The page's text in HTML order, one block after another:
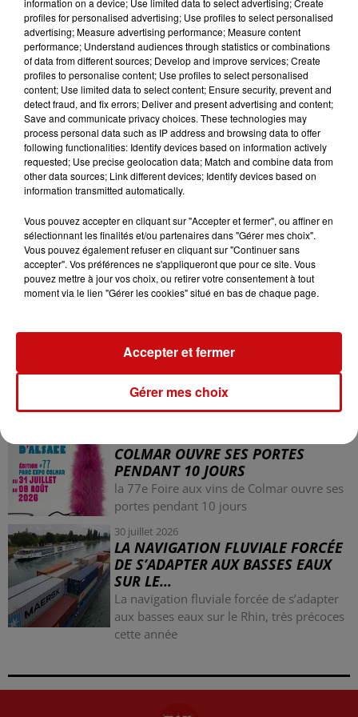
du cabinet du Premier ministre, où il pourra observer le
quotidien du Premier ministre et de ses collaborateurs.
Le stage se déroulera à l'Hôtel de Matignon, situé au 57
rue de Varenne à Paris. De plus, le stagiaire aura la
possibilité de changer de pôle la deuxième semaine de
son stage afin de découvrir différents aspects du
fonctionnement du Gouvernement.
LES AUTRES ACTUALITÉS
31 juillet 2026
CONDAMNÉ À TROIS MOIS DE
PRISON AVEC SURSIS...
Mulhouse : un homme condamné à trois
mois de prison avec sursis pour un salut
nazi
COLMAR OUVRE SES PORTES
PENDANT 10 JOURS
la 77e Foire aux vins de Colmar ouvre ses
portes pendant 10 jours
30 juillet 2026
LA NAVIGATION FLUVIALE FORCÉE
DE S’ADAPTER AUX BASSES EAUX
SUR LE...
La navigation fluviale forcée de s’adapter
aux basses eaux sur le Rhin, très précoces
cette année
information on a device; Use limited data to select advertising; Create
profiles for personalised advertising; Use profiles to select personalised
advertising; Measure advertising performance; Measure content
performance; Understand audiences through statistics or combinations
of data from different sources; Develop and improve services; Create
profiles to personalise content; Use profiles to select personalised
content; Use limited data to select content; Ensure security, prevent and
detect fraud, and fix errors; Deliver and present advertising and content;
Save and communicate privacy choices. These technologies may
process personal data such as IP address and browsing data to offer
following functionalities: Identify devices based on information actively
requested; Use precise geolocation data; Match and combine data from
other data sources; Link different devices; Identify devices based on
information transmitted automatically.
Vous pouvez accepter en cliquant sur "Accepter et fermer", ou affiner en
sélectionnant les finalités et/ou partenaires dans "Gérer mes choix".
Vous pouvez également refuser en cliquant sur "Continuer sans
accepter". Vos préférences ne s'appliqueront que pour ce site. Vous
pouvez mettre à jour vos choix, ou retirer votre consentement à tout
moment via le lien "Gérer les cookies" situé en bas de chaque page.
Gérer mes choix
Accepter et fermer